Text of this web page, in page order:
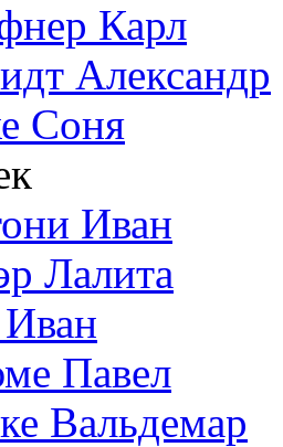
Карл
Александр
Соня
Иван
Лалита
Павел
Вальдемар